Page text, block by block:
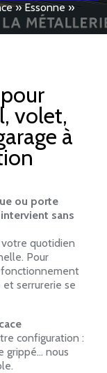
»Essonne»
volet,
à
ou porte
sans
quotidien
Pour
serrurerie se
configuration :
grippé… nous